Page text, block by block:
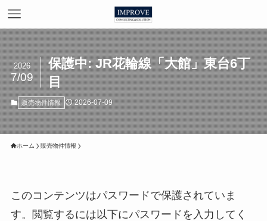
保護中: JR花輪線「大館」東台6丁
目
2026
7/09
販売物件情報 2026-07-09
ホーム 販売物件情報
このコンテンツはパスワードで保護されていま
す。閲覧するには以下にパスワードを入力してく